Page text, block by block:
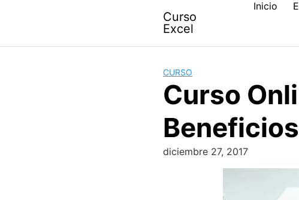
Curso
Excel
Inicio
CURSO
Curso
diciembre 27, 2017